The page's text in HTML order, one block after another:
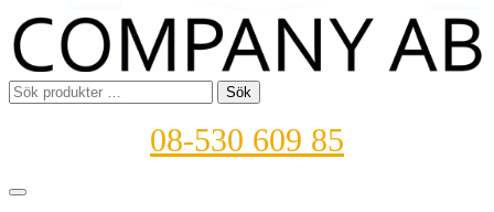
Sök
efter:
Sök
08-530 609 85